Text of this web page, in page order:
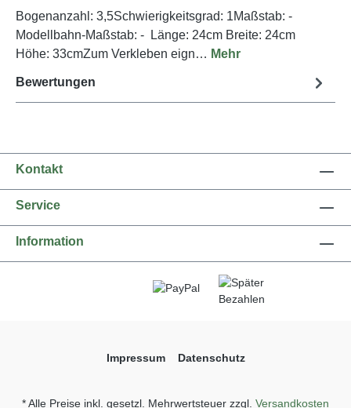
Bogenanzahl: 3,5Schwierigkeitsgrad: 1Maßstab: -
Modellbahn-Maßstab: - Länge: 24cm Breite: 24cm
Höhe: 33cmZum Verkleben eign… Mehr
Bewertungen
Kontakt
Service
Information
Impressum Datenschutz
* Alle Preise inkl. gesetzl. Mehrwertsteuer zzgl. Versandkosten